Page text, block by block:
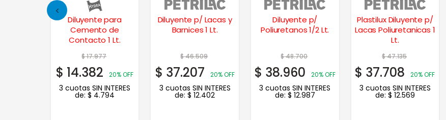
Diluyente para
Cemento de
Contacto 1 Lt.
$17.977
$ 14.382 20% OFF
3 cuotas SIN INTERES
de: $ 4.794
Diluyente p/ Lacas y
Barnices 1 Lt.
$46.509
$ 37.207 20% OFF
3 cuotas SIN INTERES
de:$ 12.402
Diluyente p/
Poliuretanos 1/2 Lt.
$48.700
$ 38.960 20% OFF
3 cuotas SIN INTERES
de: $ 12.987
Plastilux Diluyente p/
Lacas Poliuretanicas 1
Lt.
$47.135
$ 37.708 20% OFF
3 cuotas SIN INTERES
de: $ 12.569